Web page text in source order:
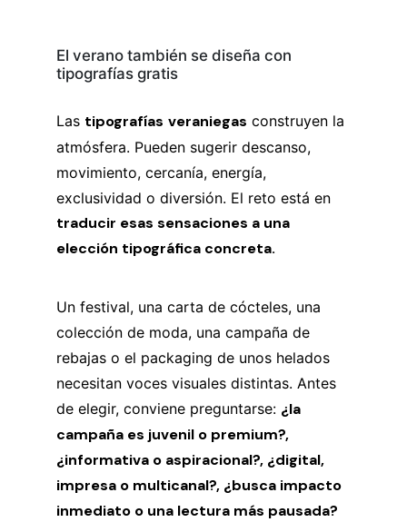
El verano también se diseña con
tipografías gratis
Las tipografías veraniegas construyen la
atmósfera. Pueden sugerir descanso,
movimiento, cercanía, energía,
exclusividad o diversión. El reto está en
traducir esas sensaciones a una
elección tipográfica concreta.
Un festival, una carta de cócteles, una
colección de moda, una campaña de
rebajas o el packaging de unos helados
necesitan voces visuales distintas. Antes
de elegir, conviene preguntarse: ¿la
campaña es juvenil o premium?,
¿informativa o aspiracional?, ¿digital,
impresa o multicanal?, ¿busca impacto
inmediato o una lectura más pausada?